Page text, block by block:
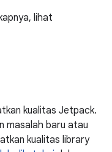
lihat
kualitas Jetpack.
masalah baru atau
kualitas library